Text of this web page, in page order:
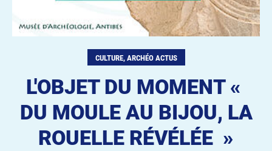
CULTURE, ARCHÉO ACTUS
L'OBJET DU MOMENT «
DU MOULE AU BIJOU, LA
ROUELLE RÉVÉLÉE »